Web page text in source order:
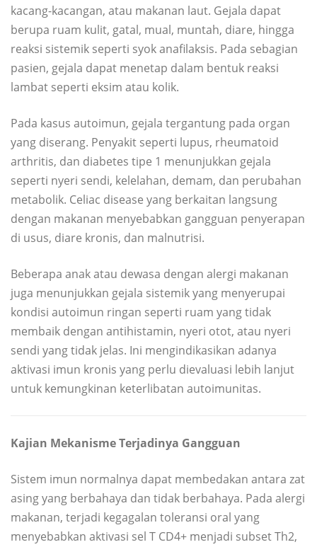
kacang-kacangan, atau makanan laut. Gejala dapat
berupa ruam kulit, gatal, mual, muntah, diare, hingga
reaksi sistemik seperti syok anafilaksis. Pada sebagian
pasien, gejala dapat menetap dalam bentuk reaksi
lambat seperti eksim atau kolik.
Pada kasus autoimun, gejala tergantung pada organ
yang diserang. Penyakit seperti lupus, rheumatoid
arthritis, dan diabetes tipe 1 menunjukkan gejala
seperti nyeri sendi, kelelahan, demam, dan perubahan
metabolik. Celiac disease yang berkaitan langsung
dengan makanan menyebabkan gangguan penyerapan
di usus, diare kronis, dan malnutrisi.
Beberapa anak atau dewasa dengan alergi makanan
juga menunjukkan gejala sistemik yang menyerupai
kondisi autoimun ringan seperti ruam yang tidak
membaik dengan antihistamin, nyeri otot, atau nyeri
sendi yang tidak jelas. Ini mengindikasikan adanya
aktivasi imun kronis yang perlu dievaluasi lebih lanjut
untuk kemungkinan keterlibatan autoimunitas.
Kajian Mekanisme Terjadinya Gangguan
Sistem imun normalnya dapat membedakan antara zat
asing yang berbahaya dan tidak berbahaya. Pada alergi
makanan, terjadi kegagalan toleransi oral yang
menyebabkan aktivasi sel T CD4+ menjadi subset Th2,